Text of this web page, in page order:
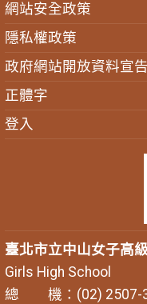
網站安全政策
隱私權政策
政府網站開放資料宣告
正體字
登入
臺北市立中山女子高
Girls High School
總 機：(02) 2507-